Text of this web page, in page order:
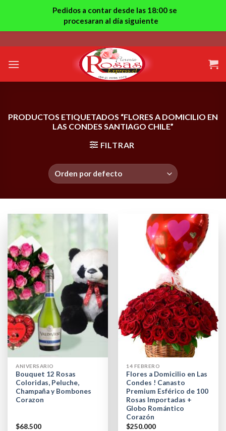
to
content
PRODUCTOS ETIQUETADOS “FLORES A DOMICILIO EN
LAS CONDES SANTIAGO CHILE”
FILTRAR
ANIVERSARIO
Bouquet 12 Rosas
Coloridas, Peluche,
Champaña y Bombones
Corazon
$68.500
14 FEBRERO
Flores a Domicilio en Las
Condes ! Canasto
Premium Esférico de 100
Rosas Importadas +
Globo Romántico
Corazón
$250.000
Pedidos a contar desde las 18:00 se
procesaran al día siguiente